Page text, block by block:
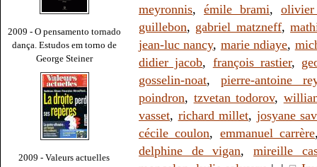
2009 - O pensamento tornado
dança. Estudos em torno de
George Steiner
2009 - Valeurs actuelles
meyronnis, émile brami,
guillebon, gabriel matzneff,
jean-luc nancy, marie ndiaye,
didier jacob, françois rastier,
gosselin-noat, pierre-antoine
poindron, tzvetan todorov,
vasset, richard millet, josyane
cécile coulon, emmanuel carrère
delphine de vigan,mireille